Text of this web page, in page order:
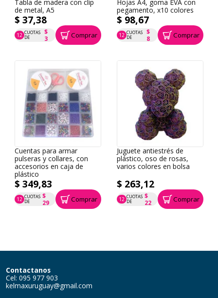
Tabla de madera con clip
de metal, A5
$ 37,38
12 CUOTAS
DE
$
3
P.T.F. $ 37 Comprar
Hojas A4, goma EVA con
pegamento, x10 colores
$ 98,67
12 CUOTAS
DE
$
8
P.T.F. $ 99 Comprar
Cuentas para armar
pulseras y collares, con
accesorios en caja de
plástico
$ 349,83
12 CUOTAS
DE
$
29
P.T.F. $ 350 Comprar
Juguete antiestrés de
plástico, oso de rosas,
varios colores en bolsa
$ 263,12
12 CUOTAS
DE
$
22
P.T.F. $ 263 Comprar
Contactanos
Cel: 095 977 903
kelmaxuruguay@gmail.com